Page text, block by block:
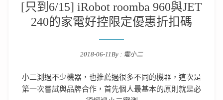
[只到6/15] iRobot roomba 960與JET
240的家電好控限定優惠折扣碼
2018-06-11By : 電小二
小二測過不少機器，也推薦過很多不同的機器，這次是
第一次嘗試與品牌合作，首先個人最基本的原則就是必